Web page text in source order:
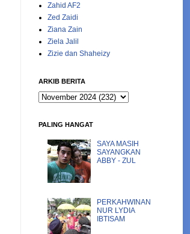
Zahid AF2
Zed Zaidi
Ziana Zain
Ziela Jalil
Zizie dan Shaheizy
ARKIB BERITA
PALING HANGAT
SAYA MASIH
SAYANGKAN
ABBY - ZUL
PERKAHWINAN
NUR LYDIA
IBTISAM